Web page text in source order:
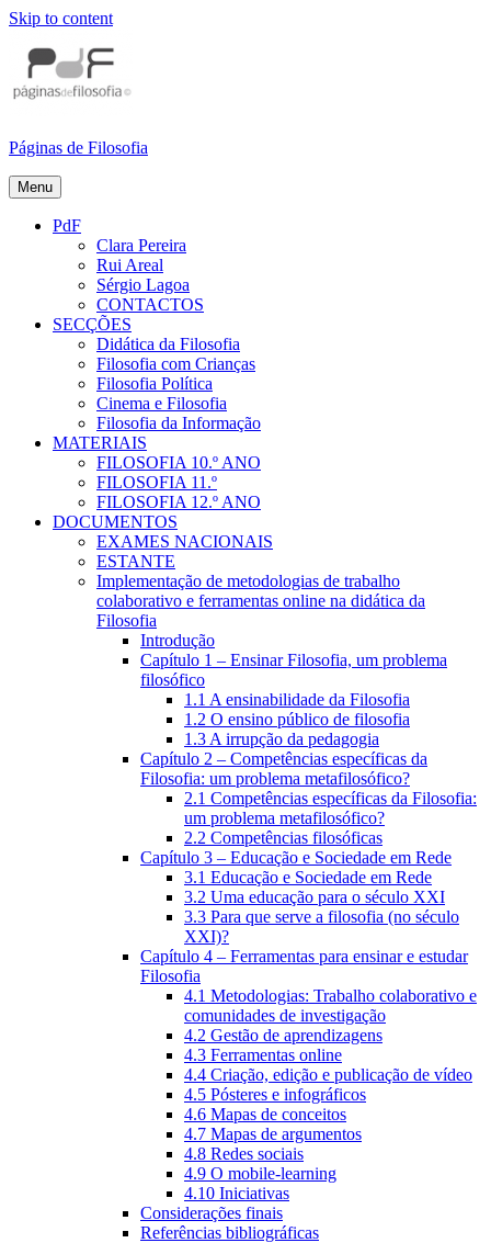
Skip to content
Páginas de Filosofia
Menu
PdF
Clara Pereira
Rui Areal
Sérgio Lagoa
CONTACTOS
SECÇÕES
Didática da Filosofia
Filosofia com Crianças
Filosofia Política
Cinema e Filosofia
Filosofia da Informação
MATERIAIS
FILOSOFIA 10.º ANO
FILOSOFIA 11.º
FILOSOFIA 12.º ANO
DOCUMENTOS
EXAMES NACIONAIS
ESTANTE
Implementação de metodologias de trabalho
colaborativo e ferramentas online na didática da
Filosofia
Introdução
Capítulo 1 – Ensinar Filosofia, um problema
filosófico
1.1 A ensinabilidade da Filosofia
1.2 O ensino público de filosofia
1.3 A irrupção da pedagogia
Capítulo 2 – Competências específicas da
Filosofia: um problema metafilosófico?
2.1 Competências específicas da Filosofia:
um problema metafilosófico?
2.2 Competências filosóficas
Capítulo 3 – Educação e Sociedade em Rede
3.1 Educação e Sociedade em Rede
3.2 Uma educação para o século XXI
3.3 Para que serve a filosofia (no século
XXI)?
Capítulo 4 – Ferramentas para ensinar e estudar
Filosofia
4.1 Metodologias: Trabalho colaborativo e
comunidades de investigação
4.2 Gestão de aprendizagens
4.3 Ferramentas online
4.4 Criação, edição e publicação de vídeo
4.5 Pósteres e infográficos
4.6 Mapas de conceitos
4.7 Mapas de argumentos
4.8 Redes sociais
4.9 O mobile-learning
4.10 Iniciativas
Considerações finais
Referências bibliográficas